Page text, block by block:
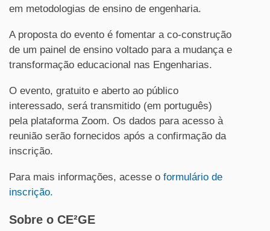
em metodologias de ensino de engenharia.
A proposta do evento é fomentar a co-construção
de um painel de ensino voltado para a mudança e
transformação educacional nas Engenharias.
O evento, gratuito e aberto ao público
interessado, será transmitido (em português)
pela plataforma Zoom. Os dados para acesso à
reunião serão fornecidos após a confirmação da
inscrição.
Para mais informações, acesse o formulário de
inscrição.
Sobre o CE²GE